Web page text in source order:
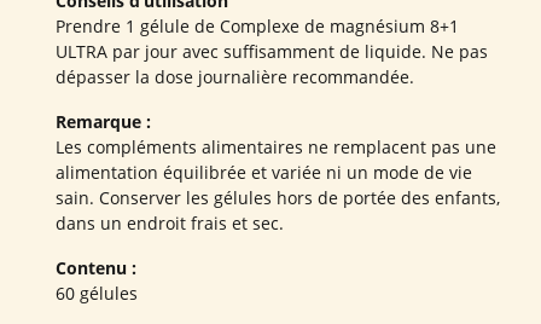
Prendre 1 gélule de Complexe de magnésium 8+1
ULTRA par jour avec suffisamment de liquide. Ne pas
dépasser la dose journalière recommandée.
Remarque :
Les compléments alimentaires ne remplacent pas une
alimentation équilibrée et variée ni un mode de vie
sain. Conserver les gélules hors de portée des enfants,
dans un endroit frais et sec.
Contenu :
60 gélules